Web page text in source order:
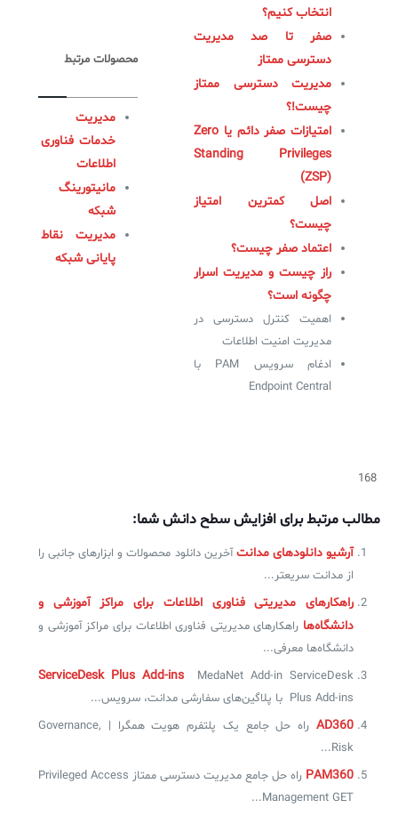
انتخاب کنیم؟
صفر تا صد مدیریت
دسترسی ممتاز
مدیریت دسترسی ممتاز
چیست!؟
امتیازات صفر دائم یا Zero
Standing Privileges
(ZSP)
اصل کمترین امتیاز
چیست؟
اعتماد صفر چیست؟
راز چیست و مدیریت اسرار
چگونه است؟
اهمیت کنترل دسترسی در
مدیریت امنیت اطلاعات
ادغام سرویس PAM با
Endpoint Central
محصولات مرتبط
مدیریت
خدمات فناوری
اطلاعات
مانیتورینگ
شبکه
مدیریت نقاط
پایانی شبکه
168
مطالب مرتبط برای افزایش سطح دانش شما:
آرشیو دانلودهای مدانت آخرین دانلود محصولات و ابزارهای جانبی را
از مدانت سریعتر...
راهکارهای مدیریتی فناوری اطلاعات برای مراکز آموزشی و
دانشگاه‌ها راهکارهای مدیریتی فناوری اطلاعات برای مراکز آموزشی و
دانشگاه‌ها معرفی...
ServiceDesk Plus Add-ins
MedaNet Add-in ServiceDesk
Plus Add-ins با پلاگین‌های سفارشی مدانت، سرویس...
AD360
راه حل جامع یک پلتفرم هویت همگرا | Governance,
Risk...
PAM360
راه حل جامع مدیریت دسترسی ممتاز Privileged Access
Management GET...